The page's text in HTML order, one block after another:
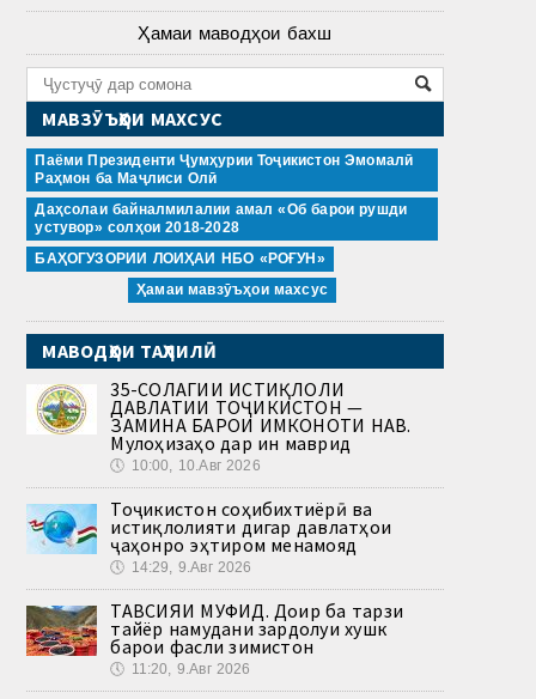
Ҳамаи маводҳои бахш
МАВЗӮЪҲОИ МАХСУС
Паёми Президенти Ҷумҳурии Тоҷикистон Эмомалӣ
Раҳмон ба Маҷлиси Олӣ
Даҳсолаи байналмилалии амал «Об барои рушди
устувор» солҳои 2018-2028
БАҲОГУЗОРИИ ЛОИҲАИ НБО «РОҒУН»
Ҳамаи мавзӯъҳои махсус
МАВОДҲОИ ТАҲЛИЛӢ
35-СОЛАГИИ ИСТИҚЛОЛИ
ДАВЛАТИИ ТОҶИКИСТОН —
ЗАМИНА БАРОИ ИМКОНОТИ НАВ.
Мулоҳизаҳо дар ин маврид
🕔 10:00, 10.Авг 2026
Тоҷикистон соҳибихтиёрӣ ва
истиқлолияти дигар давлатҳои
ҷаҳонро эҳтиром менамояд
🕔 14:29, 9.Авг 2026
ТАВСИЯИ МУФИД. Доир ба тарзи
тайёр намудани зардолуи хушк
барои фасли зимистон
🕔 11:20, 9.Авг 2026